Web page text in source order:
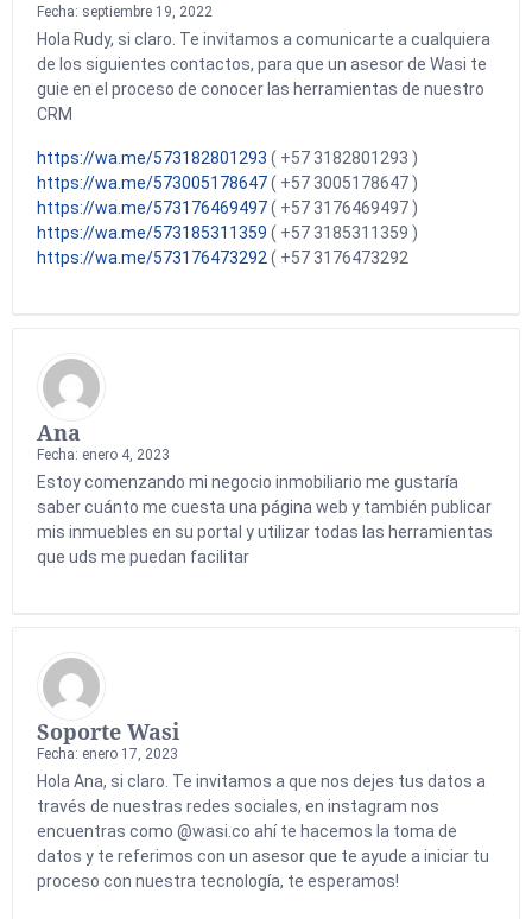
Fecha: septiembre 19, 2022
Hola Rudy, si claro. Te invitamos a comunicarte a cualquiera
de los siguientes contactos, para que un asesor de Wasi te
guie en el proceso de conocer las herramientas de nuestro
CRM
https://wa.me/573182801293 ( +57 3182801293 )
https://wa.me/573005178647( +57 3005178647 )
https://wa.me/573176469497( +57 3176469497 )
https://wa.me/573185311359 ( +57 3185311359 )
https://wa.me/573176473292( +57 3176473292
Ana
Fecha: enero 4, 2023
Estoy comenzando mi negocio inmobiliario me gustaría
saber cuánto me cuesta una página web y también publicar
mis inmuebles en su portal y utilizar todas las herramientas
que uds me puedan facilitar
Soporte Wasi
Fecha: enero 17, 2023
Hola Ana, si claro. Te invitamos a que nos dejes tus datos a
través de nuestras redes sociales, en instagram nos
encuentras como @wasi.co ahí te hacemos la toma de
datos y te referimos con un asesor que te ayude a iniciar tu
proceso con nuestra tecnología, te esperamos!